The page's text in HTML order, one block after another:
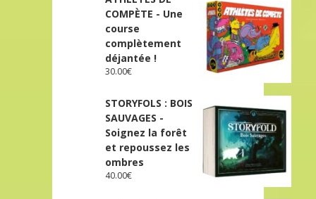
COMPÈTE - Une
course
complètement
déjantée !
30.00€
STORYFOLS : BOIS
SAUVAGES -
Soignez la forêt
et repoussez les
ombres
40.00€